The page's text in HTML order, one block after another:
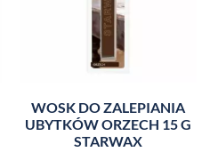
WOSK DO ZALEPIANIA
UBYTKÓW ORZECH 15 G
STARWAX